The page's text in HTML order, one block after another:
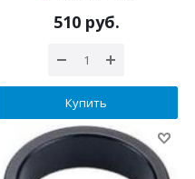
510 руб.
Купить